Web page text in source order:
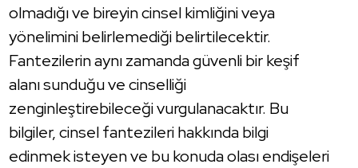
olmadığı ve bireyin cinsel kimliğini veya
yönelimini belirlemediği belirtilecektir.
Fantezilerin aynı zamanda güvenli bir keşif
alanı sunduğu ve cinselliği
zenginleştirebileceği vurgulanacaktır. Bu
bilgiler, cinsel fantezileri hakkında bilgi
edinmek isteyen ve bu konuda olası endişeleri